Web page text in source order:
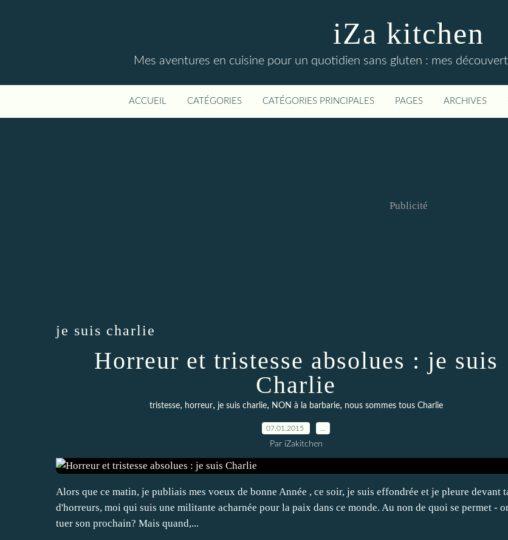
iZa kitchen
Mes aventures en cuisine pour un quotidien sans gluten : mes
ACCUEIL CATÉGORIES CATÉGORIES PRINCIPALES PAGES ARCHIVES
Publicité
je suis charlie
Horreur et tristesse absolues : je suis
Charlie
tristesse, horreur, je suis charlie, NON à la barbarie, nous sommes tous Charlie
07.01.2015
Par iZakitchen
Alors que ce matin, je publiais mes voeux de bonne Année , ce soir, je suis effondrée et je pleure devant
d'horreurs, moi qui suis une militante acharnée pour la paix dans ce monde. Au non de quoi se permet -
tuer son prochain? Mais quand,...